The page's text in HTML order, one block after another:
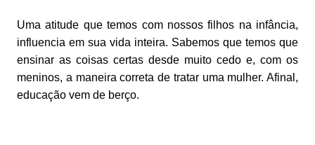
Uma atitude que temos com nossos filhos na infância,
influencia em sua vida inteira. Sabemos que temos que
ensinar as coisas certas desde muito cedo e, com os
meninos, a maneira correta de tratar uma mulher. Afinal,
educação vem de berço.